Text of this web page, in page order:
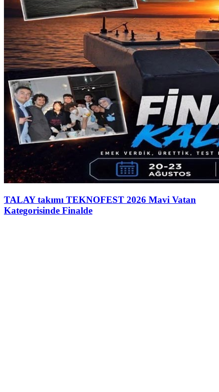
TALAY takımı TEKNOFEST 2026 Mavi Vatan
Kategorisinde Finalde